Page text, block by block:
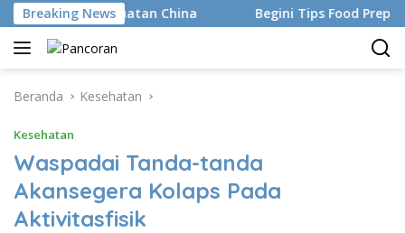
Langsung
ke
konten
Breaking News
Elektronik Buatan China Begini Tips Food Prep
Beranda Kesehatan
Kesehatan
Waspadai Tanda-tanda
Akansegera Kolaps Pada
Aktivitasfisik